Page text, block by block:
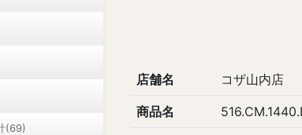
店舗名 コザ山内店
商品名
(69)